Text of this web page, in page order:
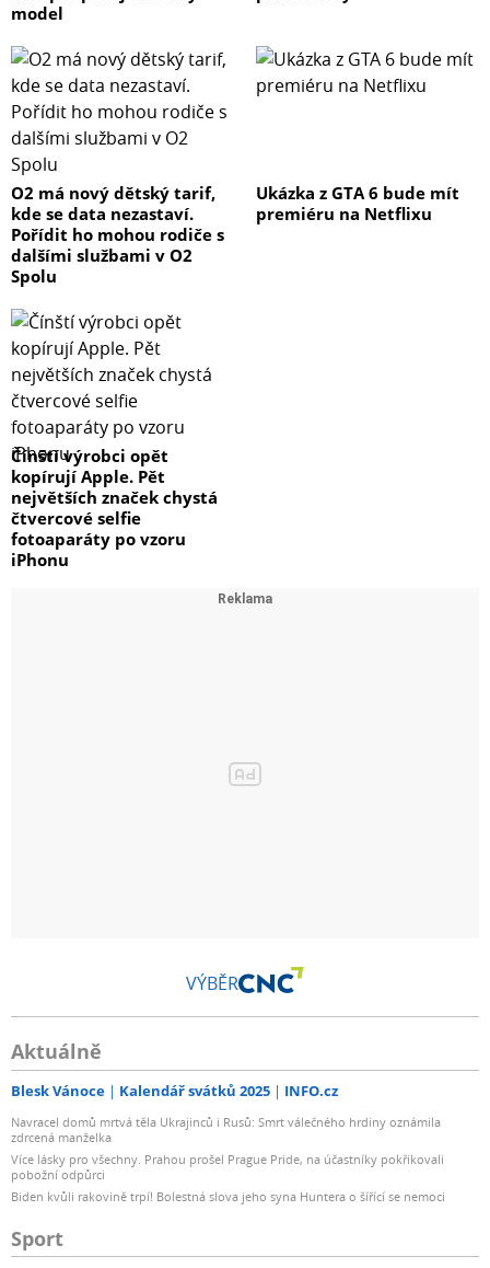
model
O2 má nový dětský tarif,
kde se data nezastaví.
Pořídit ho mohou rodiče s
dalšími službami v O2
Spolu
Ukázka z GTA 6 bude mít
premiéru na Netflixu
Čínští výrobci opět
kopírují Apple. Pět
největších značek chystá
čtvercové selfie
fotoaparáty po vzoru
iPhonu
VÝBĚR
Aktuálně
Blesk Vánoce Kalendář svátků 2025 INFO.cz
Navracel domů mrtvá těla Ukrajinců i Rusů: Smrt válečného hrdiny oznámila
zdrcená manželka
Více lásky pro všechny. Prahou prošel Prague Pride, na účastníky pokřikovali
pobožní odpůrci
Biden kvůli rakovině trpí! Bolestná slova jeho syna Huntera o šířící se nemoci
Sport